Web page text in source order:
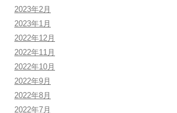
2023年2月
2023年1月
2022年12月
2022年11月
2022年10月
2022年9月
2022年8月
2022年7月